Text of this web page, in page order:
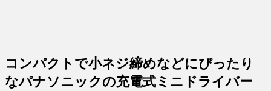
コンパクトで小ネジ締めなどにぴったり
なパナソニックの充電式ミニドライバー